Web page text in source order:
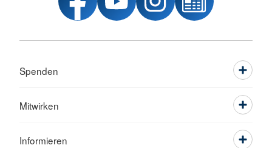
Spenden
Mitwirken
Informieren